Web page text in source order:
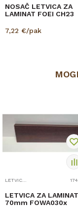
NOSAČ LETVICA ZA
LAMINAT FOEI CH23
7,22 €/pak
LETVICA ZA LAMINAT
70mm FOWA030x